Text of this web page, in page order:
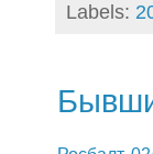
Labels: